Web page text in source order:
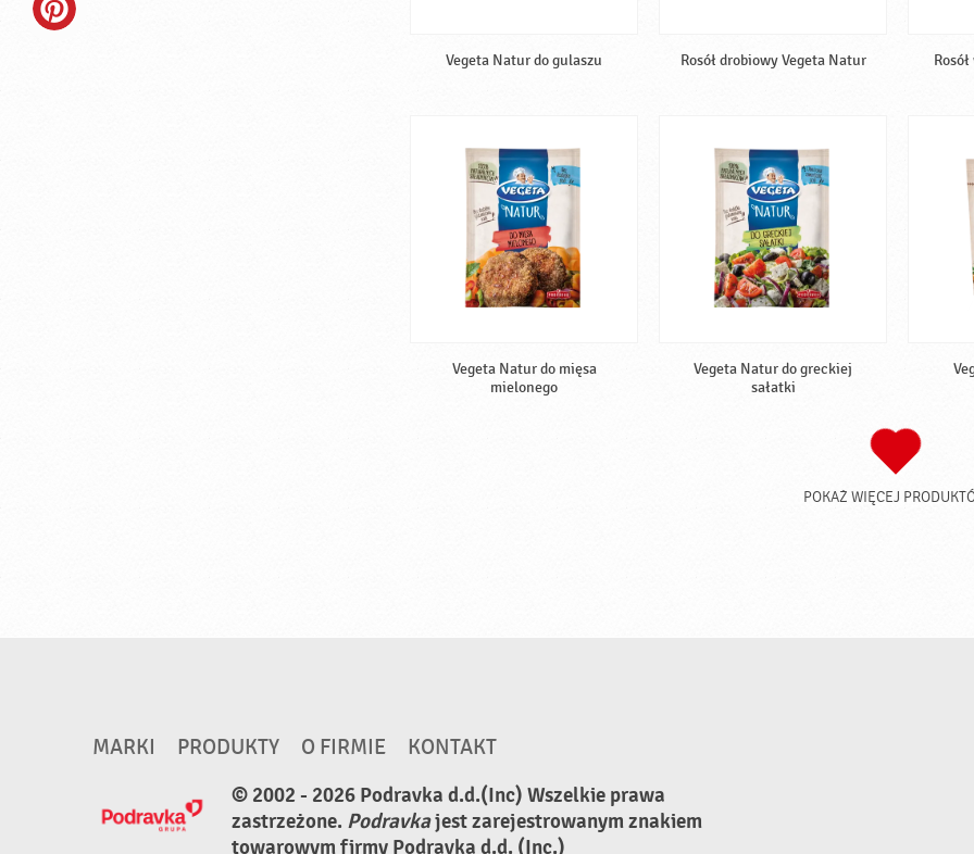
Vegeta Natur do gulaszu Rosół drobiowy Vegeta Natur
Vegeta Natur do mięsa
mielonego
Vegeta Natur do greckiej
sałatki
POKAŻ WIĘCEJ
MARKI PRODUKTY O FIRMIE
KONTAKT
© 2002 - 2026 Podravka d.d.(Inc) Wszelkie prawa
zastrzeżone. Podravkajest zarejestrowanym znakiem
towarowym firmy Podravka d.d. (Inc.)